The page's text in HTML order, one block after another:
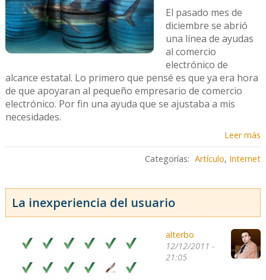
El pasado mes de
diciembre se abrió
una línea de ayudas
al comercio
electrónico de
alcance estatal. Lo primero que pensé es que ya era hora
de que apoyaran al pequeño empresario de comercio
electrónico. Por fin una ayuda que se ajustaba a mis
necesidades.
Leer más
Categorías: Artículo, Internet
La inexperiencia del usuario
alterbo
12/12/2011 -
21:05